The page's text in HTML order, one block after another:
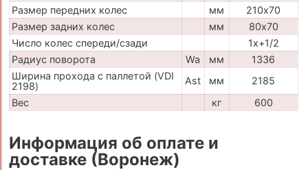
Размер передних колес мм
210х70
Размер задних колес
мм
80х70
Число колес спереди/сзади
1x+1/2
Радиус поворота
Wa мм
1336
Ширина прохода с паллетой (VDI
2198)
Ast мм
2185
Вес
кг 600
Информация об оплате и
доставке (Воронеж)